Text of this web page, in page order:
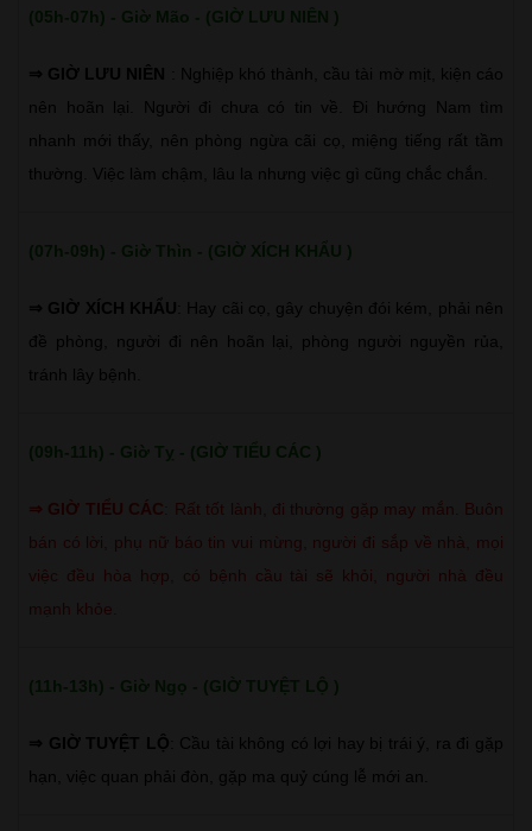
(05h-07h) - Giờ Mão - (GIỜ LƯU NIÊN )
⇒ GIỜ LƯU NIÊN
: Nghiệp khó thành, cầu tài mờ mịt, kiện cáo
nên hoãn lại. Người đi chưa có tin về. Đi hướng Nam tìm
nhanh mới thấy, nên phòng ngừa cãi cọ, miệng tiếng rất tầm
thường. Việc làm chậm, lâu la nhưng việc gì cũng chắc chắn.
(07h-09h) - Giờ Thìn - (GIỜ XÍCH KHẨU )
⇒ GIỜ XÍCH KHẨU : Hay cãi cọ, gây chuyện đói kém, phải nên
đề phòng, người đi nên hoãn lại, phòng người nguyền rủa,
tránh lây bệnh.
(09h-11h) - Giờ Tỵ - (GIỜ TIỂU CÁC )
⇒ GIỜ TIỂU CÁC
Rất tốt lành, đi thường gặp may mắn. Buôn
bán có lời, phụ nữ báo tin vui mừng, người đi sắp về nhà, mọi
việc đều hòa hợp, có bệnh cầu tài sẽ khỏi, người nhà đều
mạnh khỏe.
(11h-13h) - Giờ Ngọ - (GIỜ TUYỆT LỘ )
⇒ GIỜ TUYỆT LỘ : Cầu tài không có lợi hay bị trái ý, ra đi gặp
hạn, việc quan phải đòn, gặp ma quỷ cúng lễ mới an.